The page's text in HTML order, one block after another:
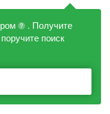
?
. Получите
поиск